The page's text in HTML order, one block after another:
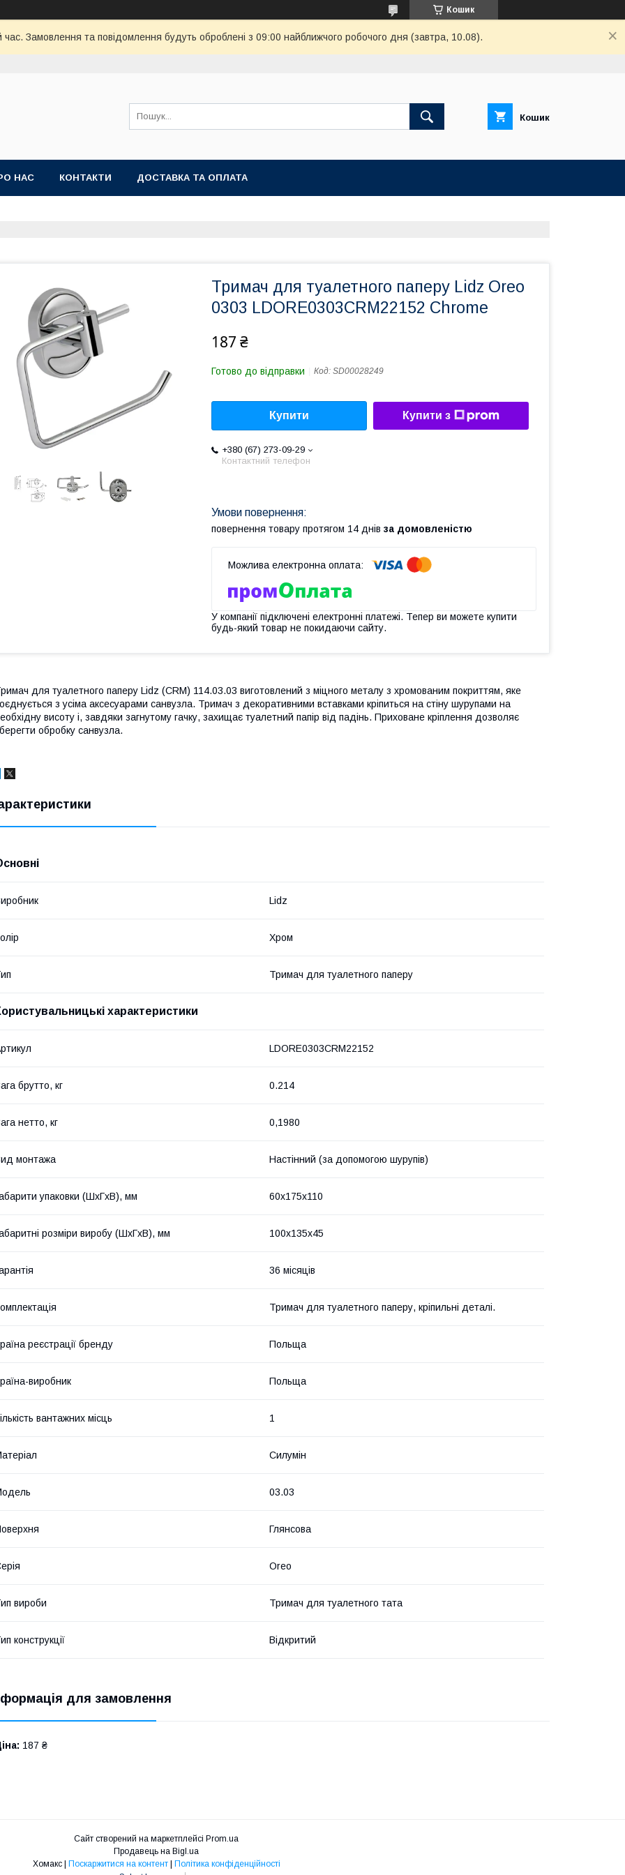
Кошик
час. Замовлення та повідомлення будуть оброблені з 09:00 найближчого робочого дня (завтра, 10.08).
Кошик
НАС КОНТАКТИ ДОСТАВКА ТА ОПЛАТА
Тримач для туалетного паперу Lidz Oreo
0303 LDORE0303CRM22152 Chrome
187 ₴
Готово до відправки Код: SD00028249
Купити Купити з
+380 (67) 273-09-29
Контактний телефон
повернення товару протягом 14 днів за домовленістю
У компанії підключені електронні платежі. Тепер ви можете купити
будь-який товар не покидаючи сайту.
для туалетного паперу Lidz (CRM) 114.03.03 виготовлений з міцного металу з хромованим покриттям, яке
з усіма аксесуарами санвузла. Тримач з декоративними вставками кріпиться на стіну шурупами на
висоту і, завдяки загнутому гачку, захищає туалетний папір від падінь. Приховане кріплення дозволяє
обробку санвузла.
Lidz
Хром
Тримач для туалетного паперу
характеристики
LDORE0303CRM22152
брутто, кг 0.214
нетто, кг 0,1980
монтажа Настінний (за допомогою шурупів)
упаковки (ШхГхВ), мм 60х175х110
розміри виробу (ШхГхВ), мм 100х135х45
36 місяців
Тримач для туалетного паперу, кріпильні деталі.
реєстрації бренду Польща
виробник Польща
вантажних місць 1
Силумін
03.03
Глянсова
Oreo
вироби Тримач для туалетного тата
конструкції Відкритий
для замовлення
187 ₴
Сайт створений на маркетплейсі Prom.ua
Продавець на Bigl.ua
Хомакс | Поскаржитися на контент | Політика конфіденційності